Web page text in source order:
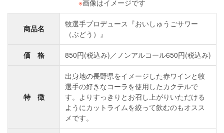
※画像はイメージです
商品名
牧選手プロデュース『おいしゅうごサワー
（ぶどう）』
価 格 850円(税込み)／ノンアルコール650円(税込み)
特 徴
出身地の長野県をイメージした赤ワインと牧
選手の好きなコーラを使用したカクテルで
す。よりすっきりとお召し上がりいただける
ようにカットライムを絞って飲むのもオスス
メです。